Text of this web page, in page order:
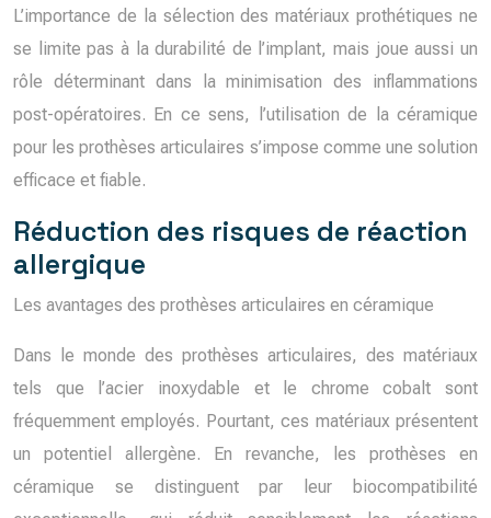
L’importance de la sélection des matériaux prothétiques ne
se limite pas à la durabilité de l’implant, mais joue aussi un
rôle déterminant dans la minimisation des inflammations
post-opératoires. En ce sens, l’utilisation de la céramique
pour les prothèses articulaires s’impose comme une solution
efficace et fiable.
Réduction des risques de réaction
allergique
Les avantages des prothèses articulaires en céramique
Dans le monde des prothèses articulaires, des matériaux
tels que l’acier inoxydable et le chrome cobalt sont
fréquemment employés. Pourtant, ces matériaux présentent
un potentiel allergène. En revanche, les prothèses en
céramique se distinguent par leur biocompatibilité